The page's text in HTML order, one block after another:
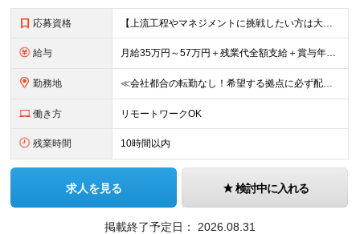
応募資格 【上流工程やマネジメントに挑戦したい方は大歓迎です！】 ★インフラエンジニアとしての実務経験をお持ちの方 ★上記に加え、下記いずれかに該当する方 ・チームのリーダー／サブリーダーの経験をお持ちの方 ・
給与 月給35万円～57万円＋残業代全額支給＋賞与年3.45ヵ月(リーダー経験者) 月給32万円～43万円＋残業代全額支給＋賞与年3.45ヵ月(実務経験者) 入社時想定年収： 490万円～798万円(リー
勤務地 ≪会社都合の転勤なし！希望する拠点に必ず配属します。新潟Uターン・Iターン大歓迎！≫ 首都圏(東京、神奈川、千葉、埼玉)または新潟市、長岡市周辺のお客様先または各拠点での勤務となります。 ■東京支社
働き方 リモートワークOK
残業時間 10時間以内
求人を見る 検討中に入れる
掲載終了予定日： 2026.08.31